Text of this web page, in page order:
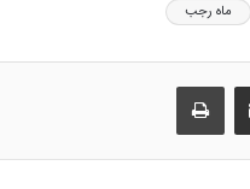
ماه رجب
اشتراک گذاری از طریق ایمیل
تسلیت باد
رئیس مذهب تشیع امام جعفر صادق
تسلیت باد